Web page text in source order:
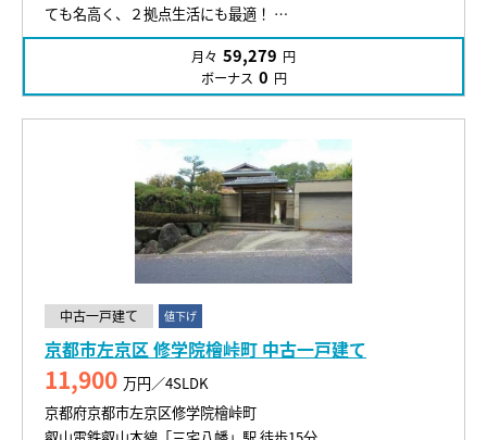
ても名高く、２拠点生活にも最適！ …
月々 59,279 円
ボーナス 0 円
中古一戸建て 値下げ
京都市左京区 修学院檜峠町 中古一戸建て
11,900 万円／4SLDK
京都府京都市左京区修学院檜峠町